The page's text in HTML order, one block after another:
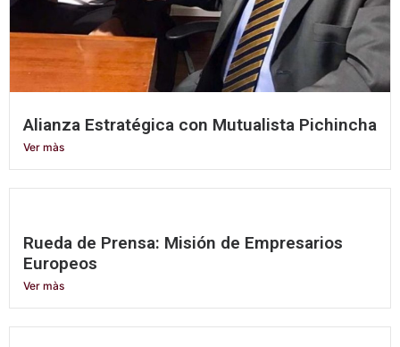
Alianza Estratégica con Mutualista Pichincha
Ver màs
Rueda de Prensa: Misión de Empresarios
Europeos
Ver màs